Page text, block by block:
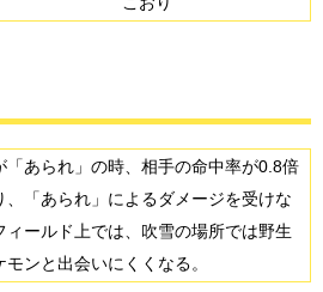
「あられ」の時、相手の命中率が0.8倍
、「あられ」によるダメージを受けな
ィールド上では、吹雪の場所では野生
モンと出会いにくくなる。